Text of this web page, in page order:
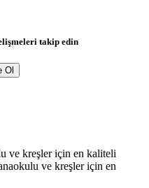
takip edin
Ol
ve kreşler için en kaliteli
ve kreşler için en